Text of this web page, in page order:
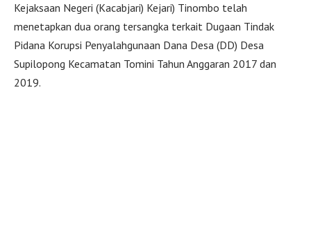
Kejaksaan Negeri (Kacabjari) Kejari) Tinombo telah
menetapkan dua orang tersangka terkait Dugaan Tindak
Pidana Korupsi Penyalahgunaan Dana Desa (DD) Desa
Supilopong Kecamatan Tomini Tahun Anggaran 2017 dan
2019.